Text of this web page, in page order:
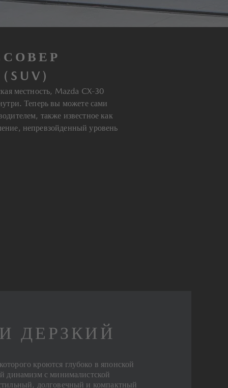
местность, Mazda CX-30
Теперь вы можете сами
также известное как
непревзойденный уровень
ДЕРЗКИЙ
кроются глубоко в японской
динамизм с минималистской
долговечный и компактный